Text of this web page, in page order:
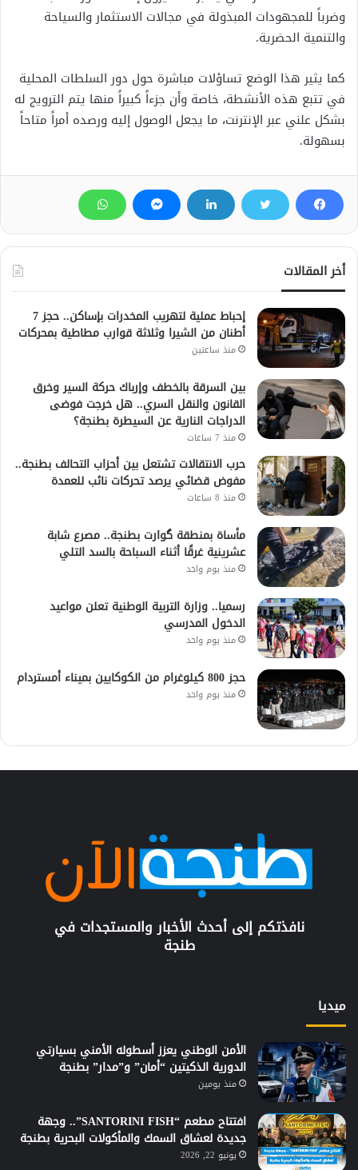
وضرباً للمجهودات المبذولة في مجالات الاستثمار والسياحة
والتنمية الحضرية.
كما يثير هذا الوضع تساؤلات مباشرة حول دور السلطات المحلية
في تتبع هذه الأنشطة، خاصة وأن جزءاً كبيراً منها يتم الترويج له
بشكل علني عبر الإنترنت، ما يجعل الوصول إليه ورصده أمراً متاحاً
بسهولة.
أخر المقالات
إحباط عملية لتهريب المخدرات بإساكن.. حجز 7
أطنان من الشيرا وثلاثة قوارب مطاطية بمحركات
منذ ساعتين
بين السرقة بالخطف وإرباك حركة السير وخرق
القانون والنقل السري.. هل خرجت فوضى
الدراجات النارية عن السيطرة بطنجة؟
منذ 7 ساعات
حرب الانتقالات تشتعل بين أحزاب التحالف بطنجة..
مفوض قضائي يرصد تحركات نائب للعمدة
منذ 8 ساعات
مأساة بمنطقة گوارت بطنجة.. مصرع شابة
عشرينية غرقًا أثناء السباحة بالسد التلي
منذ يوم واحد
رسميا.. وزارة التربية الوطنية تعلن مواعيد
الدخول المدرسي
منذ يوم واحد
حجز 800 كيلوغرام من الكوكايين بميناء أمستردام
منذ يوم واحد
نافذتكم إلى أحدث الأخبار والمستجدات في
طنجة
ميديا
الأمن الوطني يعزز أسطوله الأمني بسيارتي
الدورية الذكيتين “أمان” و”مدار” بطنجة
منذ يومين
افتتاح مطعم “SANTORINI FISH”.. وجهة
جديدة لعشاق السمك والمأكولات البحرية بطنجة
يونيو 22, 2026